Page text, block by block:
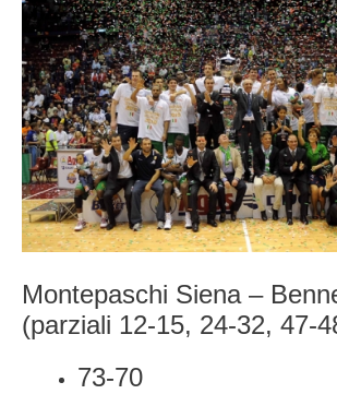
Montepaschi Siena –
(parziali 12-15, 24-32, 47-
73-70